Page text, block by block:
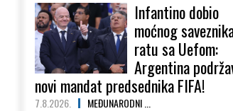
Infantino dobio
moćnog
ratu sa Uefom:
Argentina
novi mandat predsednika FIFA!
7.8.2026. MEĐUNARODNI ...